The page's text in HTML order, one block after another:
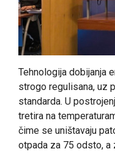
Tehnologija dobijanja
strogo regulisana, uz
standarda. U
tretira na
čime se uništavaju
otpada za 75 odsto, a